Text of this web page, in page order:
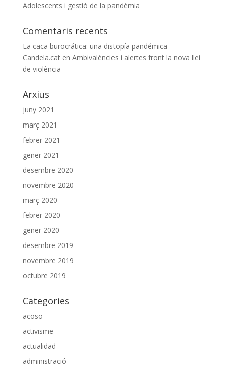
Adolescents i gestió de la pandèmia
Comentaris recents
La caca burocrática: una distopía pandémica -
Candela.caten Ambivalències i alertes front la nova llei
de violència
Arxius
juny 2021
març 2021
febrer 2021
gener 2021
desembre 2020
novembre 2020
març 2020
febrer 2020
gener 2020
desembre 2019
novembre 2019
octubre 2019
Categories
acoso
activisme
actualidad
administració